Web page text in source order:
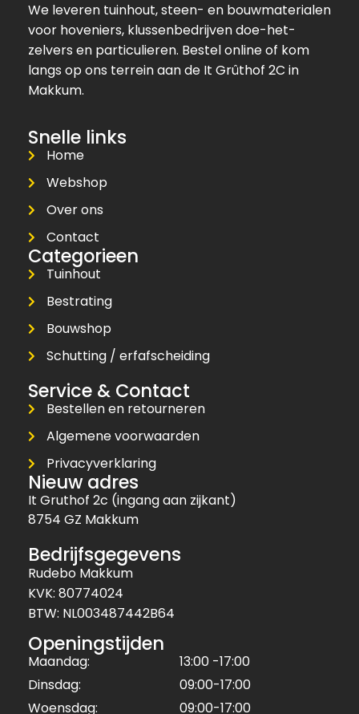
We leveren tuinhout, steen- en bouwmaterialen
voor hoveniers, klussenbedrijven doe-het-
zelvers en particulieren. Bestel online of kom
langs op ons terrein aan de It Grûthof 2C in
Makkum.
Snelle links
Home
Webshop
Over ons
Contact
Categorieen
Tuinhout
Bestrating
Bouwshop
Schutting / erfafscheiding
Service & Contact
Bestellen en retourneren
Algemene voorwaarden
Privacyverklaring
Nieuw adres
It Gruthof 2c (ingang aan zijkant)
8754 GZ Makkum
Bedrijfsgegevens
Rudebo Makkum
KVK: 80774024
BTW: NL003487442B64
Openingstijden
Maandag:
13:00 -17:00
Dinsdag:
09:00-17:00
Woensdag:
09:00-17:00